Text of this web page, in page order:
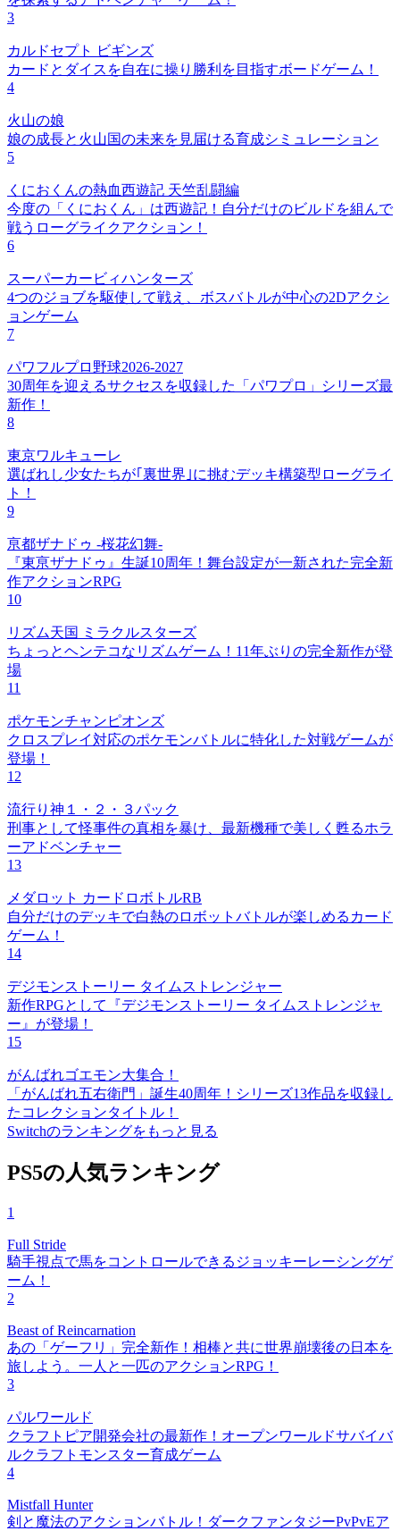
3
カルドセプト ビギンズ
カードとダイスを自在に操り勝利を目指すボードゲーム！
4
火山の娘
娘の成長と火山国の未来を見届ける育成シミュレーション
5
くにおくんの熱血西遊記 天竺乱闘編
今度の「くにおくん」は西遊記！自分だけのビルドを組んで
戦うローグライクアクション！
6
スーパーカービィハンターズ
4つのジョブを駆使して戦え、ボスバトルが中心の2Dアクシ
ョンゲーム
7
パワフルプロ野球2026-2027
30周年を迎えるサクセスを収録した「パワプロ」シリーズ最
新作！
8
東京ワルキューレ
選ばれし少女たちが｢裏世界｣に挑むデッキ構築型ローグライ
ト！
9
亰都ザナドゥ -桜花幻舞-
『東亰ザナドゥ』生誕10周年！舞台設定が一新された完全新
作アクションRPG
10
リズム天国 ミラクルスターズ
ちょっとヘンテコなリズムゲーム！11年ぶりの完全新作が登
場
11
ポケモンチャンピオンズ
クロスプレイ対応のポケモンバトルに特化した対戦ゲームが
登場！
12
流行り神１・２・３パック
刑事として怪事件の真相を暴け、最新機種で美しく甦るホラ
ーアドベンチャー
13
メダロット カードロボトルRB
自分だけのデッキで白熱のロボットバトルが楽しめるカード
ゲーム！
14
デジモンストーリー タイムストレンジャー
新作RPGとして『デジモンストーリー タイムストレンジャ
ー』が登場！
15
がんばれゴエモン大集合！
「がんばれ五右衛門」誕生40周年！シリーズ13作品を収録し
たコレクションタイトル！
Switchのランキングをもっと見る
PS5の人気ランキング
1
Full Stride
騎手視点で馬をコントロールできるジョッキーレーシングゲ
ーム！
2
Beast of Reincarnation
あの「ゲーフリ」完全新作！相棒と共に世界崩壊後の日本を
旅しよう。一人と一匹のアクションRPG！
3
パルワールド
クラフトピア開発会社の最新作！オープンワールドサバイバ
ルクラフトモンスター育成ゲーム
4
Mistfall Hunter
剣と魔法のアクションバトル！ダークファンタジーPvPvEア